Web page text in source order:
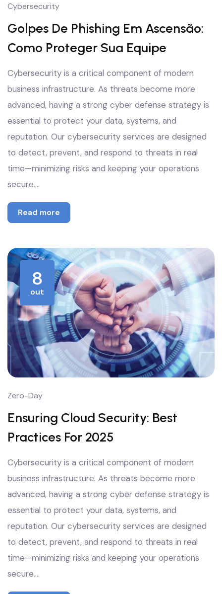
Cybersecurity
Golpes De Phishing Em Ascensão:
Como Proteger Sua Equipe
Cybersecurity is a critical component of modern
business infrastructure. As threats become more
advanced, having a strong cyber defense strategy is
essential to protect your data, systems, and
reputation. Our cybersecurity services are designed
to detect, prevent, and respond to threats in real
time—minimizing risks and keeping your operations
secure.…
Read more
8
out
Zero-Day
Ensuring Cloud Security: Best
Practices For 2025
Cybersecurity is a critical component of modern
business infrastructure. As threats become more
advanced, having a strong cyber defense strategy is
essential to protect your data, systems, and
reputation. Our cybersecurity services are designed
to detect, prevent, and respond to threats in real
time—minimizing risks and keeping your operations
secure.…